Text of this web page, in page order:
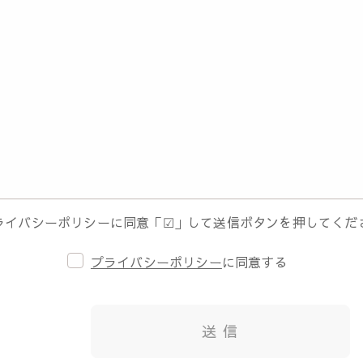
バシーポリシーに同意「☑」して送信ボタンを押してくだ
プライバシーポリシーに同意する